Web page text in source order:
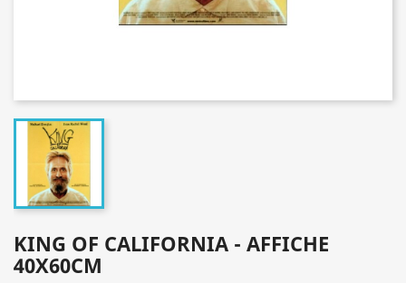
KING OF CALIFORNIA - AFFICHE
40X60CM